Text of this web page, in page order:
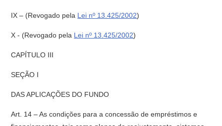
IX – (Revogado pela Lei nº 13.425/2002)
X - (Revogado pela Lei nº 13.425/2002)
CAPÍTULO III
SEÇÃO I
DAS APLICAÇÕES DO FUNDO
Art. 14 – As condições para a concessão de empréstimos e